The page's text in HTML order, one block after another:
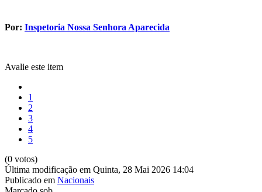
Por: Inspetoria Nossa Senhora Aparecida
Avalie este item
1
2
3
4
5
(0 votos)
Última modificação em Quinta, 28 Mai 2026 14:04
Publicado em Nacionais